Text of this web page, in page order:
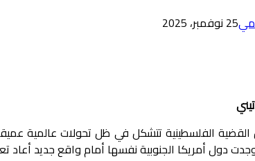
25 نوفمبر، 2025
أمريكا الجنوبية نفسها أمام واقع جديد أعاد